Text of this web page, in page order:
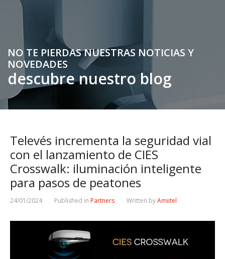
NO TE PIERDAS NUESTRAS NOTICIAS Y
NOVEDADES
descubre nuestro blog
Televés incrementa la seguridad vial
con el lanzamiento de CIES
Crosswalk: iluminación inteligente
para pasos de peatones
24/01/2024 Published in Partners Written byAmiitel